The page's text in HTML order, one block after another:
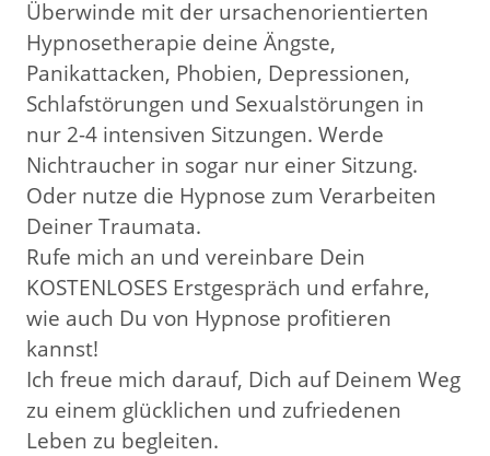
Überwinde mit der ursachenorientierten
Hypnosetherapie deine Ängste,
Panikattacken, Phobien, Depressionen,
Schlafstörungen und Sexualstörungen in
nur 2-4 intensiven Sitzungen. Werde
Nichtraucher in sogar nur einer Sitzung.
Oder nutze die Hypnose zum Verarbeiten
Deiner Traumata.
Rufe mich an und vereinbare Dein
KOSTENLOSES Erstgespräch und erfahre,
wie auch Du von Hypnose profitieren
kannst!
Ich freue mich darauf, Dich auf Deinem Weg
zu einem glücklichen und zufriedenen
Leben zu begleiten.